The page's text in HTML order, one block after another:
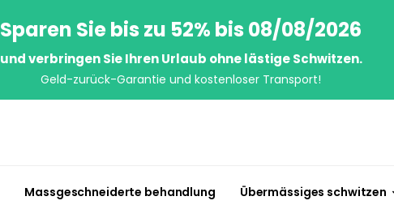
Sparen Sie bis zu 52% bis 08/08/2026
und verbringen Sie Ihren Urlaub ohne lästige Schwitzen.
Geld-zurück-Garantie und kostenloser Transport!
Massgeschneiderte behandlung Übermässiges schwitzen